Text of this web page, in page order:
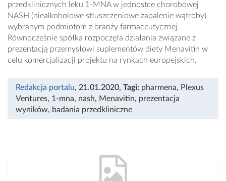
przedklinicznych leku 1-MNA w jednostce chorobowej
NASH (niealkoholowe stłuszczeniowe zapalenie wątroby)
wybranym podmiotom z branży farmaceutycznej.
Równocześnie spółka rozpoczęła działania związane z
prezentacją przemysłowi suplementów diety Menavitin w
celu komercjalizacji projektu na rynkach europejskich.
Redakcja portalu, 21.01.2020, Tagi: pharmena, Plexus
Ventures, 1-mna, nash, Menavitin, prezentacja
wyników, badania przedkliniczne